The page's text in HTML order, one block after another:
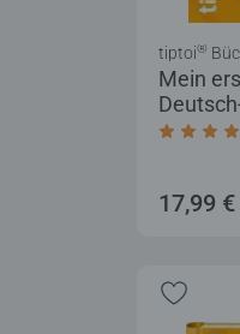
Mein
tiptoi®
17,99 €